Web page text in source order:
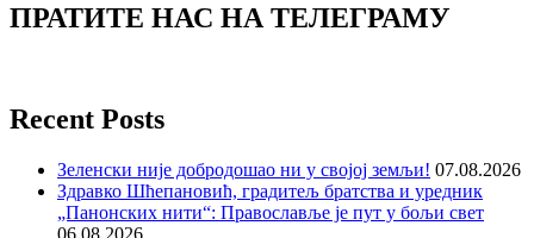
ПРАТИТЕ НАС НА ТЕЛЕГРАМУ
Recent Posts
Зеленски није добродошао ни у својој земљи! 07.08.2026
Здравко Шћепановић, градитељ братства и уредник
„Панонских нити“: Православље је пут у бољи свет
06.08.2026